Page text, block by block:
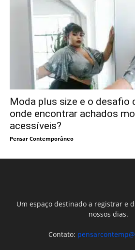
Moda plus size e o desafio
onde encontrar achados
acessíveis?
Pensar Contemporâneo
Um espaço destinado a registrar e
nossos dias.
Contato: